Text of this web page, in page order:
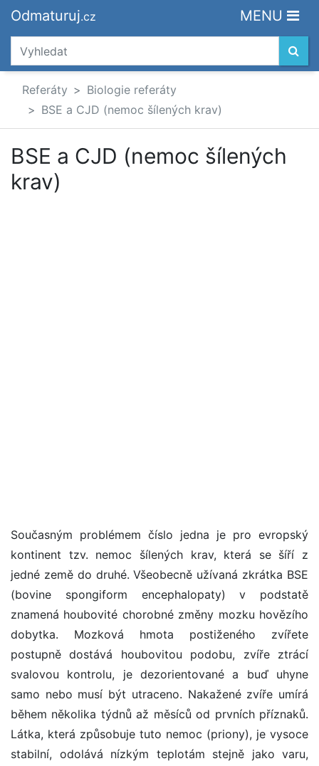
Odmaturuj.cz MENU
Referáty
Biologie referáty
BSE a CJD (nemoc šílených krav)
BSE a CJD (nemoc šílených
krav)
Současným problémem číslo jedna je pro evropský
kontinent tzv. nemoc šílených krav, která se šíří z
jedné země do druhé. Všeobecně užívaná zkrátka BSE
(bovine spongiform encephalopaty) v podstatě
znamená houbovité chorobné změny mozku hovězího
dobytka. Mozková hmota postiženého zvířete
postupně dostává houbovitou podobu, zvíře ztrácí
svalovou kontrolu, je dezorientované a buď uhyne
samo nebo musí být utraceno. Nakažené zvíře umírá
během několika týdnů až měsíců od prvních příznaků.
Látka, která způsobuje tuto nemoc (priony), je vysoce
stabilní, odolává nízkým teplotám stejně jako varu,